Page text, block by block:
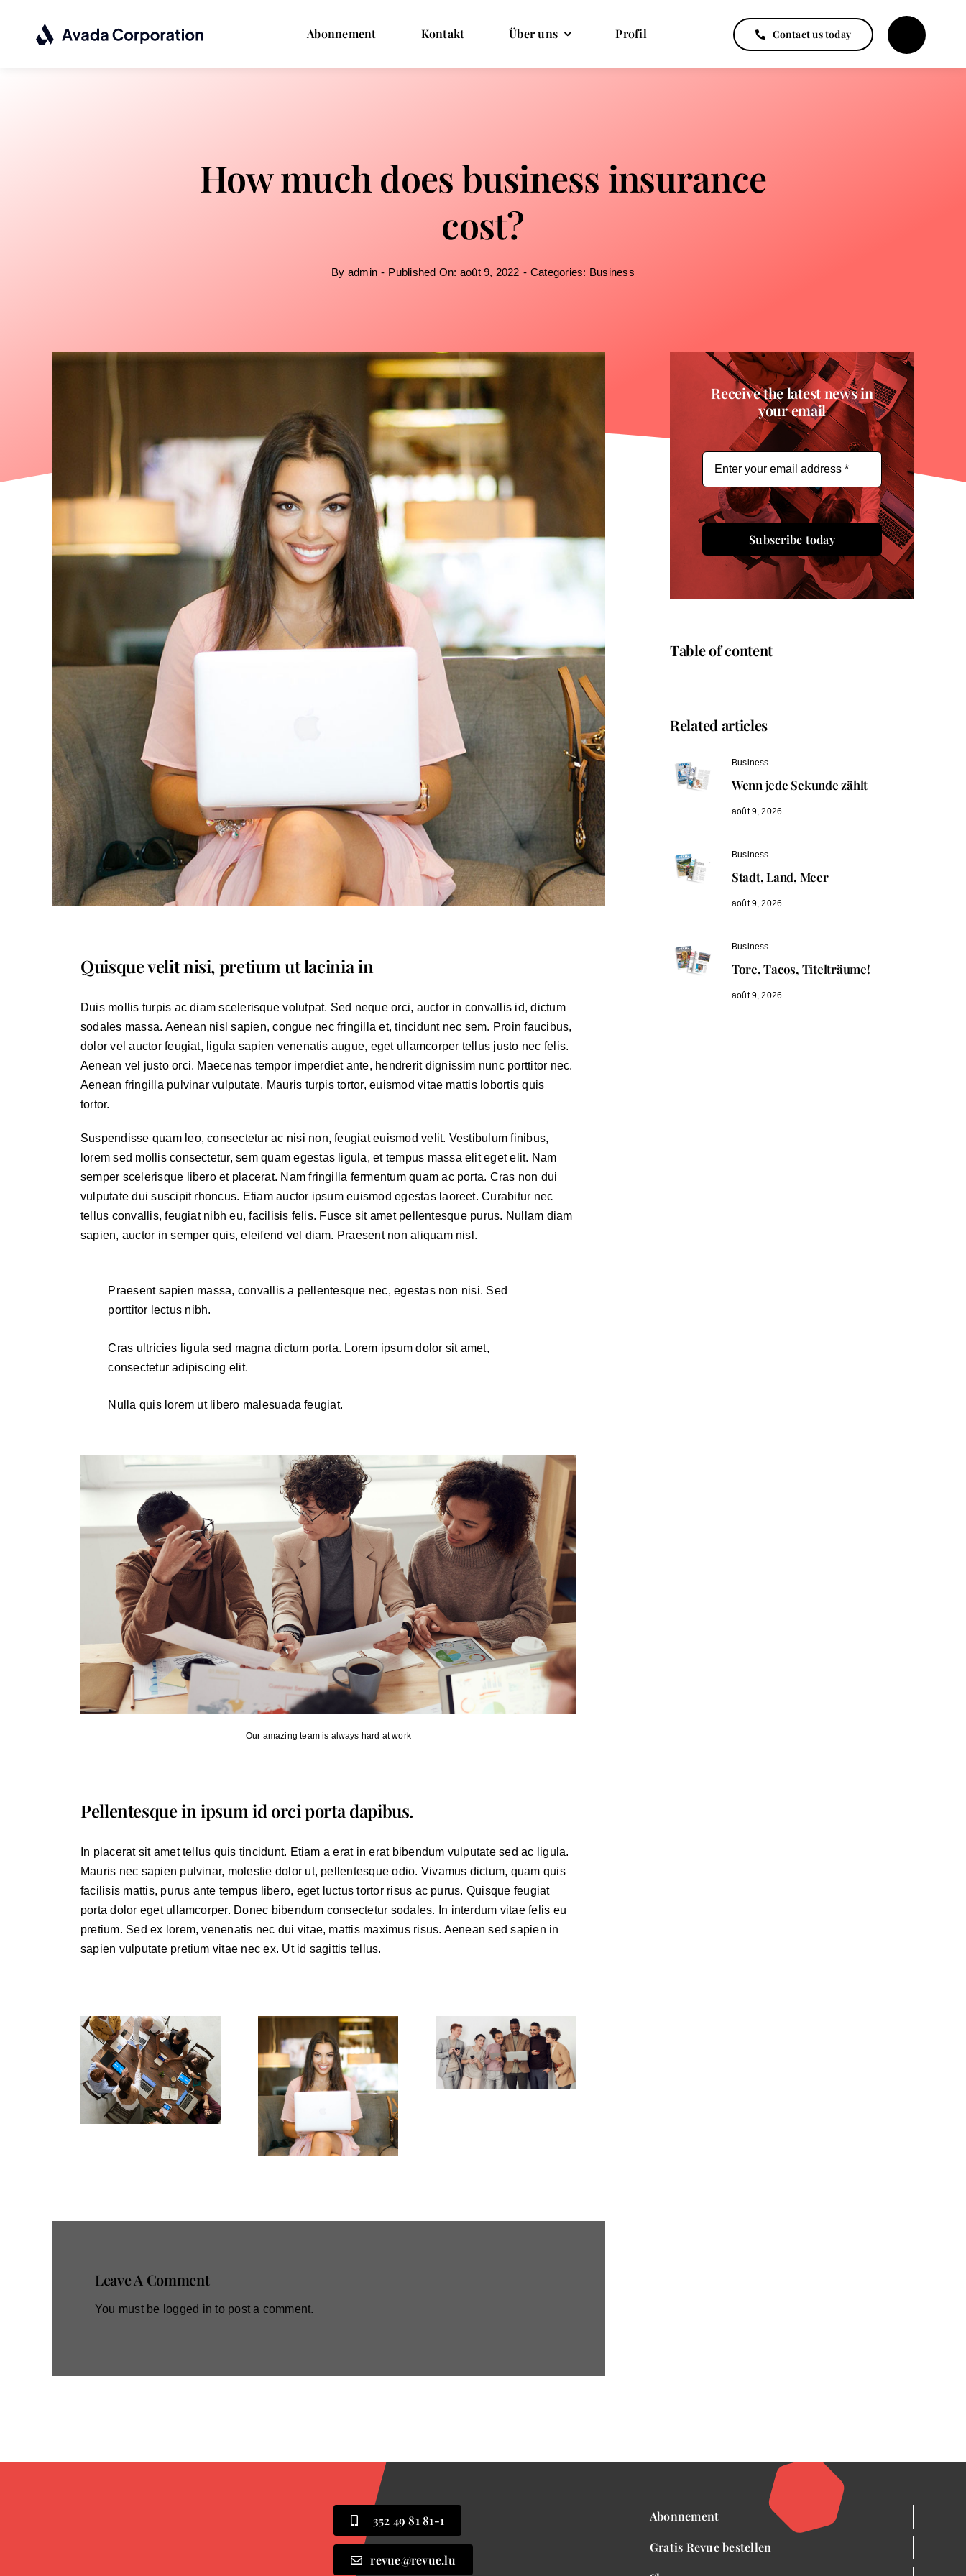
contenu
Abonnement Kontakt Über uns Profil Contact us today
How much does business insurance
cost?
By admin - Published On: août 9, 2022 - Categories: Business
Quisque velit nisi, pretium ut lacinia in
Duis mollis turpis ac diam scelerisque volutpat. Sed neque orci, auctor in convallis id, dictum
sodales massa. Aenean nisl sapien, congue nec fringilla et, tincidunt nec sem. Proin faucibus,
dolor vel auctor feugiat, ligula sapien venenatis augue, eget ullamcorper tellus justo nec felis.
Aenean vel justo orci. Maecenas tempor imperdiet ante, hendrerit dignissim nunc porttitor nec.
Aenean fringilla pulvinar vulputate. Mauris turpis tortor, euismod vitae mattis lobortis quis
tortor.
Suspendisse quam leo, consectetur ac nisi non, feugiat euismod velit. Vestibulum finibus,
lorem sed mollis consectetur, sem quam egestas ligula, et tempus massa elit eget elit. Nam
semper scelerisque libero et placerat. Nam fringilla fermentum quam ac porta. Cras non dui
vulputate dui suscipit rhoncus. Etiam auctor ipsum euismod egestas laoreet. Curabitur nec
tellus convallis, feugiat nibh eu, facilisis felis. Fusce sit amet pellentesque purus. Nullam diam
sapien, auctor in semper quis, eleifend vel diam. Praesent non aliquam nisl.
Praesent sapien massa, convallis a pellentesque nec, egestas non nisi. Sed
porttitor lectus nibh.
Cras ultricies ligula sed magna dictum porta. Lorem ipsum dolor sit amet,
consectetur adipiscing elit.
Nulla quis lorem ut libero malesuada feugiat.
Our amazing team is always hard at work
Pellentesque in ipsum id orci porta dapibus.
In placerat sit amet tellus quis tincidunt. Etiam a erat in erat bibendum vulputate sed ac ligula.
Mauris nec sapien pulvinar, molestie dolor ut, pellentesque odio. Vivamus dictum, quam quis
facilisis mattis, purus ante tempus libero, eget luctus tortor risus ac purus. Quisque feugiat
porta dolor eget ullamcorper. Donec bibendum consectetur sodales. In interdum vitae felis eu
pretium. Sed ex lorem, venenatis nec dui vitae, mattis maximus risus. Aenean sed sapien in
sapien vulputate pretium vitae nec ex. Ut id sagittis tellus.
Leave A Comment
You must be logged in to post a comment.
Receive the latest news in
your email
Subscribe today
Table of content
Related articles
Business
Wenn jede Sekunde zählt
août 9, 2026
Business
Stadt, Land, Meer
août 9, 2026
Business
Tore, Tacos, Titelträume!
août 9, 2026
+352 49 81 81-1
revue@revue.lu
Abonnement
Gratis Revue bestellen